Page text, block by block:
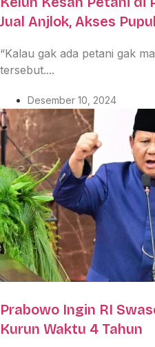
Jual Anjlok, Akses
“Kalau gak ada petani gak
tersebut....
Desember 10, 2024
Prabowo Ingin RI
Kurun Waktu 4 Tahun